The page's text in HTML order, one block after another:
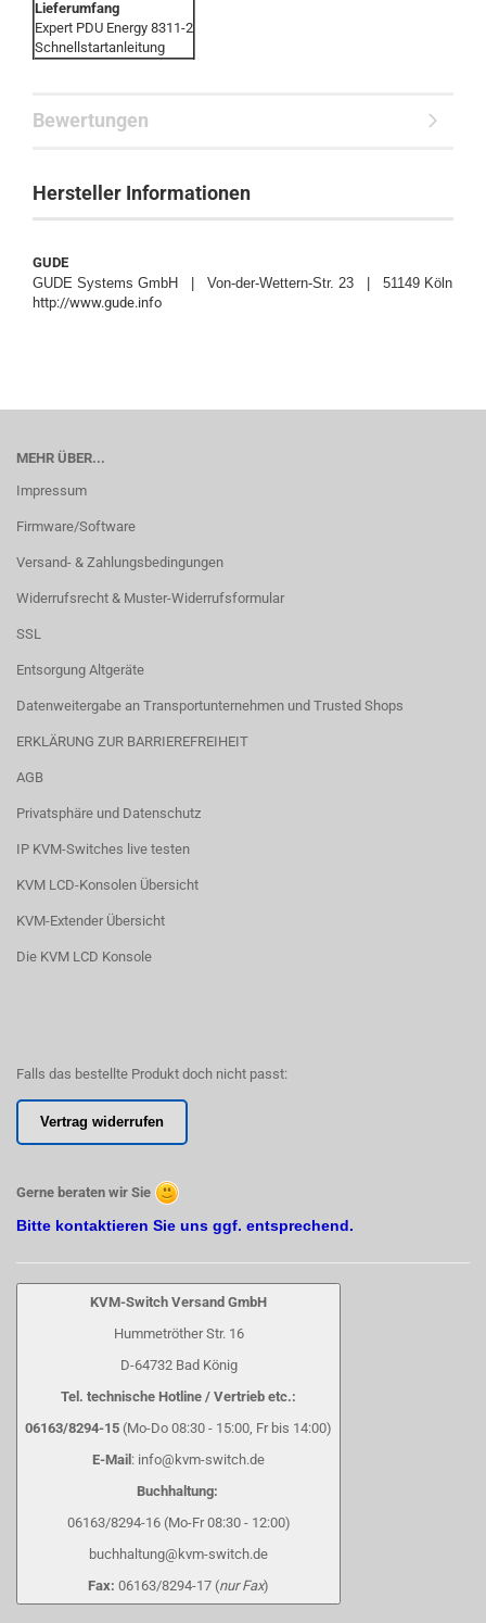
Lieferumfang
Expert PDU Energy 8311-2
Schnellstartanleitung
Bewertungen
Hersteller Informationen
GUDE
GUDE Systems GmbH | Von-der-Wettern-Str. 23 | 51149 Köln
http://www.gude.info
MEHR ÜBER...
Impressum
Firmware/Software
Versand- & Zahlungsbedingungen
Widerrufsrecht & Muster-Widerrufsformular
SSL
Entsorgung Altgeräte
Datenweitergabe an Transportunternehmen und Trusted Shops
ERKLÄRUNG ZUR BARRIEREFREIHEIT
AGB
Privatsphäre und Datenschutz
IP KVM-Switches live testen
KVM LCD-Konsolen Übersicht
KVM-Extender Übersicht
Die KVM LCD Konsole
Falls das bestellte Produkt doch nicht passt:
Vertrag widerrufen
Gerne beraten wir Sie
Bitte kontaktieren Sie uns ggf. entsprechend.
KVM-Switch Versand GmbH
Hummetröther Str. 16
D-64732 Bad König
Tel. technische Hotline / Vertrieb etc.:
06163/8294-15 (Mo-Do 08:30 - 15:00, Fr bis 14:00)
E-Mail : info@kvm-switch.de
Buchhaltung:
06163/8294-16 (Mo-Fr 08:30 - 12:00)
buchhaltung@kvm-switch.de
Fax: 06163/8294-17 (nur Fax)